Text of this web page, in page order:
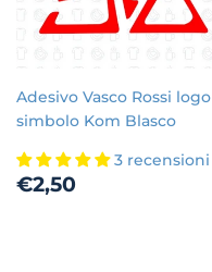
Adesivo Vasco Rossi logo
simbolo Kom Blasco
3 recensioni
Prezzo
€2,50